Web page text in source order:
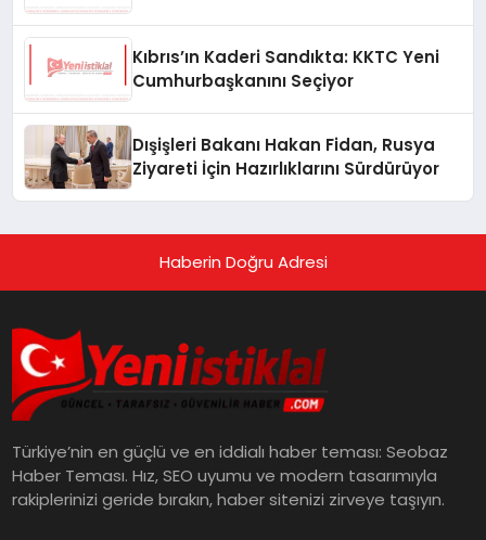
Kıbrıs’ın Kaderi Sandıkta: KKTC Yeni
Cumhurbaşkanını Seçiyor
Dışişleri Bakanı Hakan Fidan, Rusya
Ziyareti İçin Hazırlıklarını Sürdürüyor
Haberin Doğru Adresi
Türkiye’nin en güçlü ve en iddialı haber teması: Seobaz
Haber Teması. Hız, SEO uyumu ve modern tasarımıyla
rakiplerinizi geride bırakın, haber sitenizi zirveye taşıyın.